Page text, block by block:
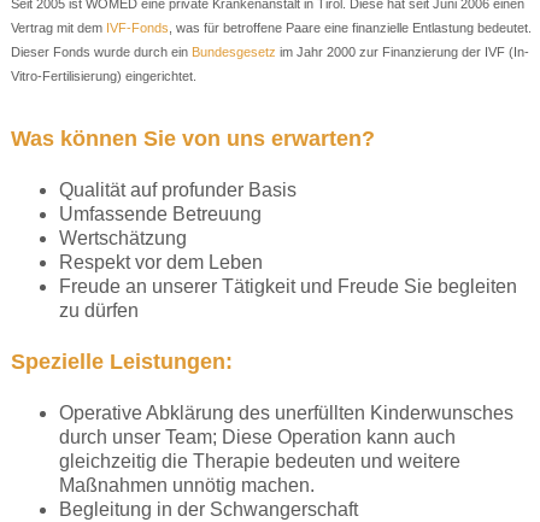
Seit 2005 ist WOMED eine private Krankenanstalt in Tirol. Diese hat seit Juni 2006 einen
Vertrag mit dem IVF-Fonds , was für betroffene Paare eine finanzielle Entlastung bedeutet.
Dieser Fonds wurde durch ein Bundesgesetz im Jahr 2000 zur Finanzierung der IVF (In-
Vitro-Fertilisierung) eingerichtet.
Was können Sie von uns erwarten?
Qualität auf profunder Basis
Umfassende Betreuung
Wertschätzung
Respekt vor dem Leben
Freude an unserer Tätigkeit und Freude Sie begleiten
zu dürfen
Spezielle Leistungen:
Operative Abklärung des unerfüllten Kinderwunsches
durch unser Team; Diese Operation kann auch
gleichzeitig die Therapie bedeuten und weitere
Maßnahmen unnötig machen.
Begleitung in der Schwangerschaft